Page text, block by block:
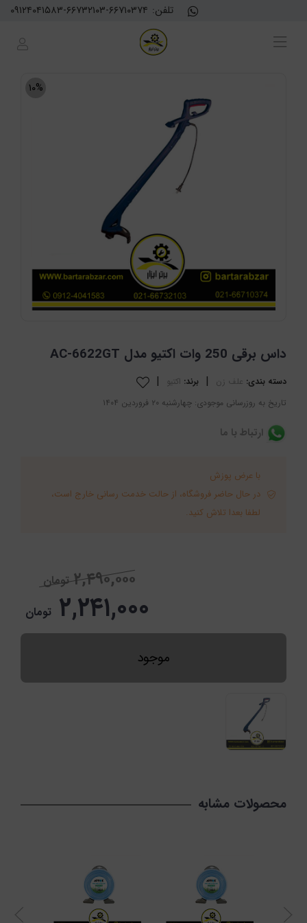
تلفن: ۰۹۱۲۴۰۴۱۵۸۳-۶۶۷۳۲۱۰۳-۶۶۷۱۰۳۷۴
۱۰%
داس برقی 250 وات اکتیو مدل AC-6622GT
دسته بندی: علف زن | برند: اکتیو |
تاریخ به روزرسانی موجودی: چهارشنبه ۲۰ فروردین ۱۴۰۴
ارتباط با ما
با عرض پوزش
در حال حاضر فروشگاه، از حالت خدمت رسانی خارج است،
لطفا بعدا تلاش کنید.
۲,۴۹۰,۰۰۰ تومان
۲,۲۴۱,۰۰۰ تومان
موجود
محصولات مشابه